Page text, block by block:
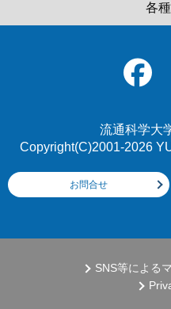
各
流通科学大
Copyright(C)2001-2026
お問合せ
SNS等による